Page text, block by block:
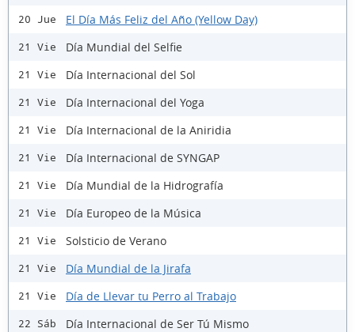
20 Jue El Día Más Feliz del Año (Yellow Day)
21 Vie Día Mundial del Selfie
21 Vie Día Internacional del Sol
21 Vie Día Internacional del Yoga
21 Vie Día Internacional de la Aniridia
21 Vie Día Internacional de SYNGAP
21 Vie Día Mundial de la Hidrografía
21 Vie Día Europeo de la Música
21 Vie Solsticio de Verano
21 Vie Día Mundial de la Jirafa
21 Vie Día de Llevar tu Perro al Trabajo
22 Sáb Día Internacional de Ser Tú Mismo